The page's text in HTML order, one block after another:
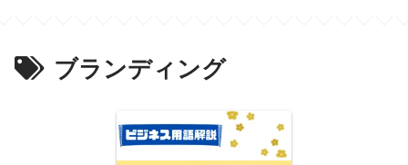
ブランディング